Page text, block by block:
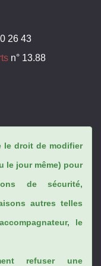
26 43
n° 13.88
le droit de modifier
le jour même) pour
de sécurité,
autres telles
le
refuser une